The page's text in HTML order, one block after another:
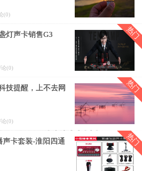
(0)
灯声卡销售G3
论(0)
热门
技提醒，上不去网
论(0)
热门
声卡套装-淮阳四通
热门